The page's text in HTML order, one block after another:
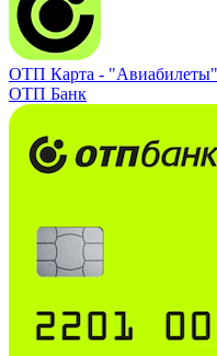
ОТП Карта - "Авиабилеты"
ОТП Банк